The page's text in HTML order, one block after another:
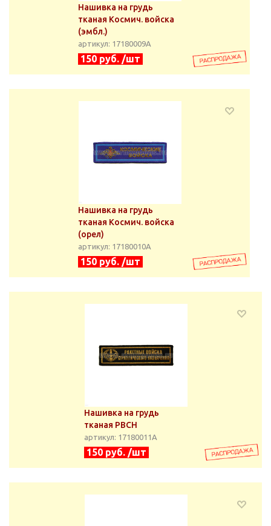
Нашивка на грудь
тканая Космич. войска
(эмбл.)
артикул: 17180009А
150 руб. /шт
Нашивка на грудь
тканая Космич. войска
(орел)
артикул: 17180010А
150 руб. /шт
Нашивка на грудь
тканая РВСН
артикул: 17180011А
150 руб. /шт